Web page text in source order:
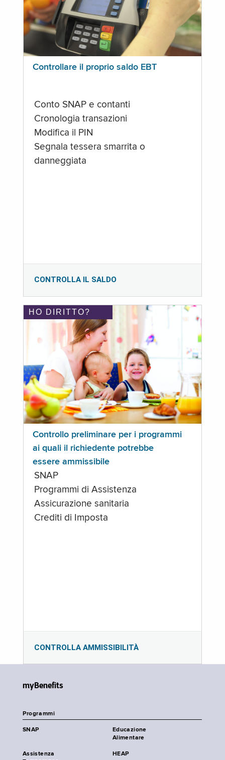
Controllare il proprio saldo EBT
Conto SNAP e contanti
Cronologia transazioni
Modifica il PIN
Segnala tessera smarrita o
danneggiata
CONTROLLA IL SALDO
HO DIRITTO?
Controllo preliminare per i programmi
ai quali il richiedente potrebbe
essere ammissibile
SNAP
Programmi di Assistenza
Assicurazione sanitaria
Crediti di Imposta
CONTROLLA AMMISSIBILITÀ
myBenefits
Programmi
SNAP
Educazione
Alimentare
Assistenza
HEAP